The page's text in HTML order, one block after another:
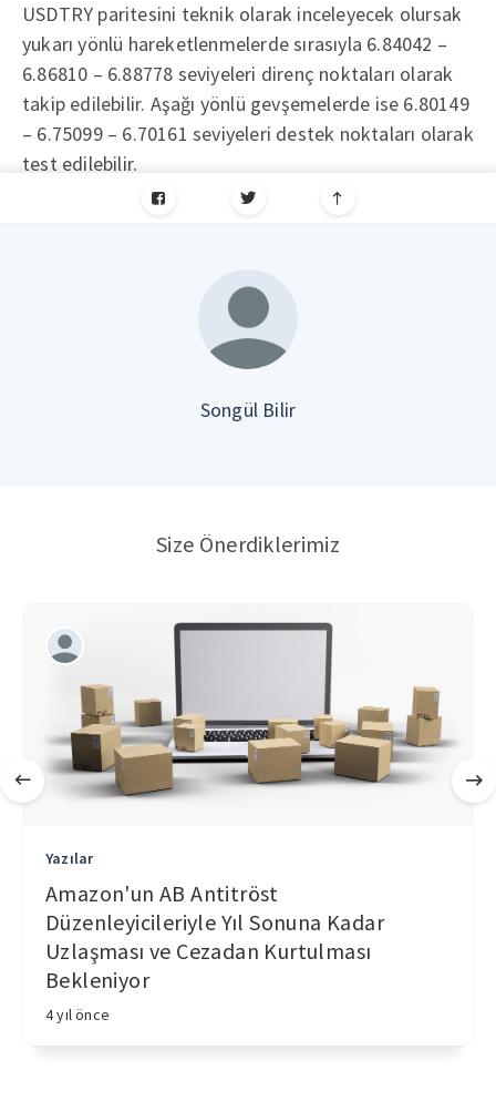
USDTRY paritesini teknik olarak inceleyecek olursak
yukarı yönlü hareketlenmelerde sırasıyla 6.84042 –
6.86810 – 6.88778 seviyeleri direnç noktaları olarak
takip edilebilir. Aşağı yönlü gevşemelerde ise 6.80149
– 6.75099 – 6.70161 seviyeleri destek noktaları olarak
test edilebilir.
Songül Bilir
Size Önerdiklerimiz
Yazılar
Amazon'un AB Antitröst
Düzenleyicileriyle Yıl Sonuna Kadar
Uzlaşması ve Cezadan Kurtulması
Bekleniyor
4 yıl önce